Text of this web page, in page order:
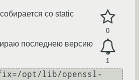
0
1
со static
последнею версию
opt/lib/openssl-